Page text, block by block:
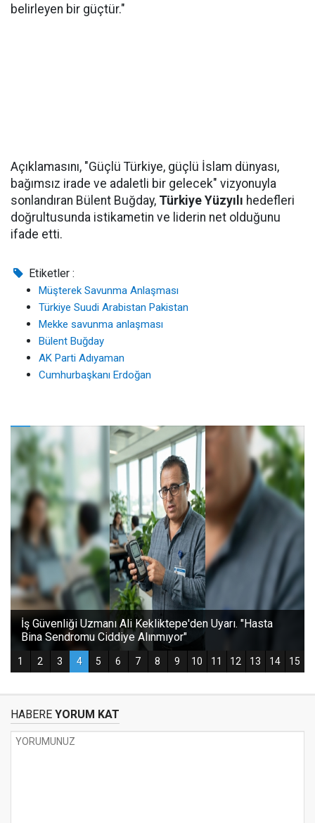
belirleyen bir güçtür."
Açıklamasını, "Güçlü Türkiye, güçlü İslam dünyası,
bağımsız irade ve adaletli bir gelecek" vizyonuyla
sonlandıran Bülent Buğday, Türkiye Yüzyılı hedefleri
doğrultusunda istikametin ve liderin net olduğunu
ifade etti.
Etiketler :
Müşterek Savunma Anlaşması
Türkiye Suudi Arabistan Pakistan
Mekke savunma anlaşması
Bülent Buğday
AK Parti Adıyaman
Cumhurbaşkanı Erdoğan
HABERE YORUM KAT